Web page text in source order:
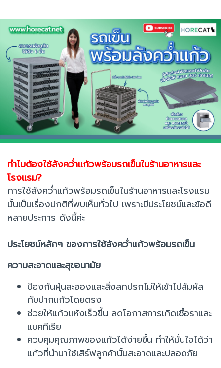
ทำไมต้องใช้ลังคว่ำแก้วพร้อมรถเข็นในร้านอาหารและ
โรงแรม?
การใช้ลังคว่ำแก้วพร้อมรถเข็นในร้านอาหารและโรงแรม
นั้นเป็นเรื่องปกติที่พบเห็นทั่วไป เพราะมีประโยชน์และข้อดี
หลายประการ ดังนี้ค่ะ
ประโยชน์หลักๆ ของการใช้ลังคว่ำแก้วพร้อมรถเข็น
ความสะอาดและสุขอนามัย
ป้องกันฝุ่นละอองและสิ่งสกปรกไม่ให้เข้าไปสัมผัส
กับปากแก้วโดยตรง
ช่วยให้แก้วแห้งเร็วขึ้น ลดโอกาสการเกิดเชื้อราและ
แบคทีเรีย
ควบคุมคุณภาพของแก้วได้ง่ายขึ้น ทำให้มั่นใจได้ว่า
แก้วที่นำมาใช้เสิร์ฟลูกค้านั้นสะอาดและปลอดภัย